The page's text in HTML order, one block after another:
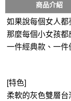
商品介紹
如果說每個女人
那麼每個小女孩
一件經典款、一
[特色]
柔軟的灰色雙層